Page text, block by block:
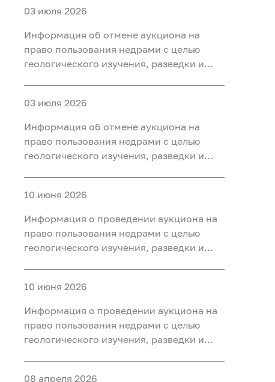
«Приразломный-3», расположенного на
территории Ханты-Мансийского района
Ханты-Мансийского автономного округа
- Югры
03 июля 2026
Информация об отмене аукциона на
право пользования недрами с целью
геологического изучения, разведки и
Тобольском, Ярковском районах
Тюменской области
03 июля 2026
Информация об отмене аукциона на
право пользования недрами с целью
геологического изучения, разведки и
Тобольском, Ярковском районах
Тюменской области и Кондинском
районе ХМАО-Югра
10 июня 2026
Информация о проведении аукциона на
право пользования недрами с целью
геологического изучения, разведки и
Тобольском, Ярковском районах
Тюменской области
10 июня 2026
Информация о проведении аукциона на
право пользования недрами с целью
геологического изучения, разведки и
08 апреля 2026